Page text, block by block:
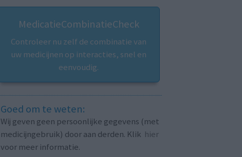
MedicatieCombinatieCheck
Controleer nu zelf de combinatie van
uw medicijnen op interacties, snel en
eenvoudig.
Goed om te weten:
Wij geven geen persoonlijke gegevens (met
medicijngebruik) door aan derden. Klik hier
voor meer informatie.